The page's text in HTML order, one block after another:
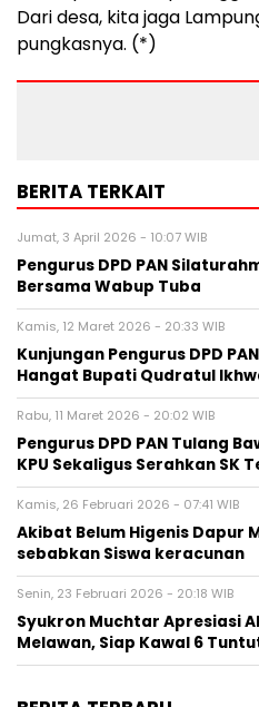
Dari desa, kita jaga
pungkasnya. (*)
BERITA TERKAIT
Jumat, 3 April 2026 - 10:07 WIB
Pengurus DPD PAN
Bersama Wabup Tuba
Kamis, 12 Maret 2026 - 20:33 WIB
Kunjungan Pengurus DPD
Hangat Bupati Qudratul
Rabu, 11 Maret 2026 - 20:02 WIB
Pengurus DPD PAN Tulang
KPU Sekaligus Serahkan SK
Kamis, 26 Februari 2026 - 07:41 WIB
Akibat Belum Higenis Dapur
sebabkan Siswa keracunan
Senin, 23 Februari 2026 - 20:18 WIB
Syukron Muchtar Apresiasi
Melawan, Siap Kawal 6